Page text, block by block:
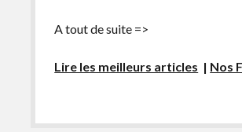
A tout de suite =>
Lire les meilleurs articles | Nos